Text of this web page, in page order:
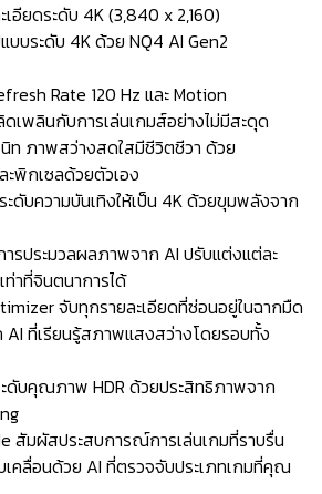
อียดระดับ 4K (3,840 x 2,160)
บระดับ 4K ด้วย NQ4 AI Gen2
Rate 120 Hz และ Motion
เพลินกับการเล่นเกมส์อย่างไม่มีสะดุด
ท ภาพสว่างสดใสมีชีวิตชีวา ด้วย
ะพิกเซลด้วยตัวเอง
ดับความบันเทิงให้เป็น 4K ด้วยขุมพลังจาก
รประมวลผลภาพจาก AI ปรับแต่งแต่ละ
าที่จินตนาการได้
จับทุกรายละเอียดที่ซ่อนอยู่ในฉากมืด
AI ที่เรียนรู้สภาพแสงสว่างโดยรอบทั้ง
ะดับคุณภาพ HDR ด้วยประสิทธิภาพจาก
สัมผัสประสบการณ์การเล่นเกมที่ราบรื่น
คลื่อนด้วย AI ที่ตรวจจับประเภทเกมที่คุณ